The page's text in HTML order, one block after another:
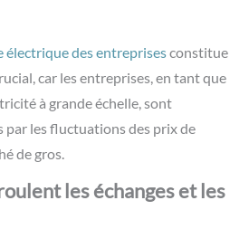
électrique des entreprisesconstitue
car les entreprises, en tant que
à grande échelle, sont
par les fluctuations des prix de
de gros.
les échanges et les